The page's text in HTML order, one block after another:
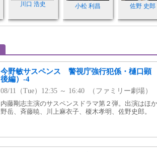
川口 浩史 小松 利昌 佐野 史郎
今野敏サスペンス 警視庁強行犯係・樋口顕
後編）-4
08/11（Tue）12:35 ～ 16:40 （ファミリー劇場）
内藤剛志主演のサスペンスドラマ第２弾。出演はほ
野岳、斉藤暁、川上麻衣子、榎木孝明、佐野史郎。